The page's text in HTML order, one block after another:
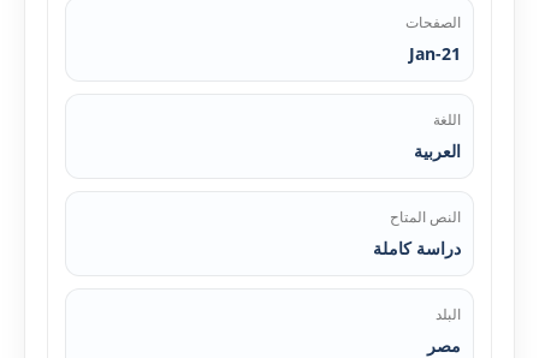
الصفحات
Jan-21
اللغة
العربية
النص المتاح
دراسة كاملة
البلد
مصر